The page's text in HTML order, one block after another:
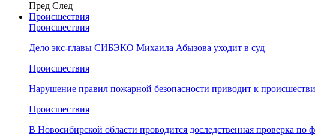
Пред След
Происшествия
Происшествия
Дело экс-главы СИБЭКО Михаила Абызова уходит в суд
Происшествия
Нарушение правил пожарной безопасности приводит к
Происшествия
В Новосибирской области проводится доследственная проверка по